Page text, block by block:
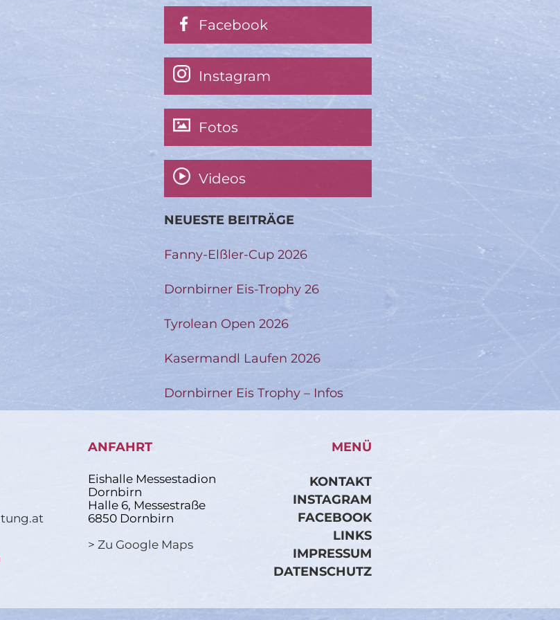
Facebook
Instagram
Fotos
Videos
NEUESTE BEITRÄGE
Fanny-Elßler-Cup 2026
Dornbirner Eis-Trophy 26
Tyrolean Open 2026
Kasermandl Laufen 2026
Dornbirner Eis Trophy – Infos
ANFAHRT
Eishalle Messestadion
Dornbirn
Halle 6, Messestraße
6850 Dornbirn
> Zu Google Maps
MENÜ
KONTAKT
INSTAGRAM
FACEBOOK
LINKS
IMPRESSUM
DATENSCHUTZ